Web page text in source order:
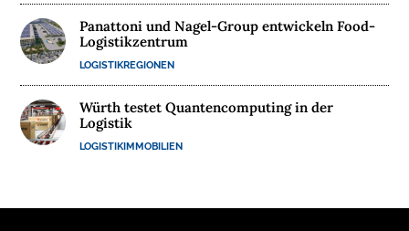
I
E

Panattoni und Nagel-Group entwickeln Food-
Logistikzentrum
LOGISTIKREGIONEN
Würth testet Quantencomputing in der
Logistik
LOGISTIKIMMOBILIEN